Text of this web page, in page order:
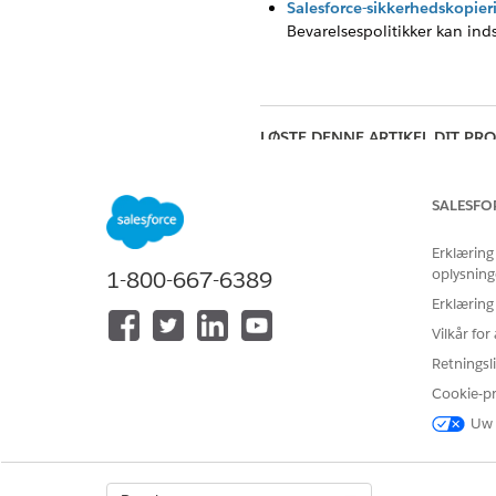
Salesforce-
Bevarelsespolitikker kan
LØSTE DENNE ARTIKEL DIT
1-800-667-6389
Erklæring
Vilkår for
Cookie-
Uw